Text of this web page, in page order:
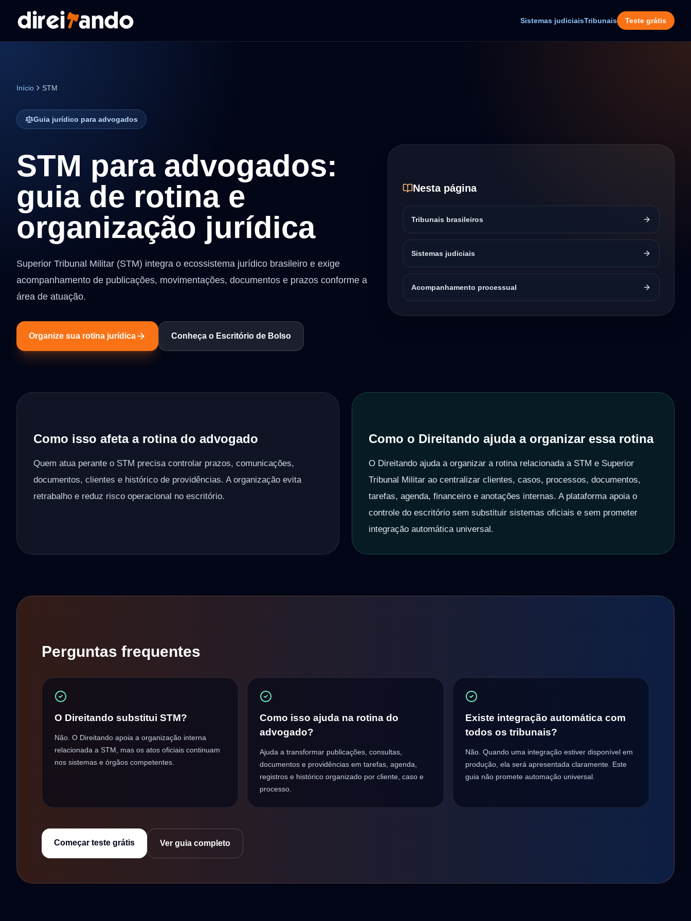
Sistemas judiciaisTribunais Teste grátis
Início STM
Guia jurídico para advogados
STM para advogados:
guia de rotina e
organização jurídica
Superior Tribunal Militar (STM) integra o ecossistema jurídico brasileiro e exige
acompanhamento de publicações, movimentações, documentos e prazos conforme a
área de atuação.
Organize sua rotina jurídica Conheça o Escritório de Bolso
Nesta página
Tribunais brasileiros
Sistemas judiciais
Acompanhamento processual
Como isso afeta a rotina do advogado
Quem atua perante o STM precisa controlar prazos, comunicações,
documentos, clientes e histórico de providências. A organização evita
retrabalho e reduz risco operacional no escritório.
Como o Direitando ajuda a organizar essa rotina
O Direitando ajuda a organizar a rotina relacionada a STM e Superior
Tribunal Militar ao centralizar clientes, casos, processos, documentos,
tarefas, agenda, financeiro e anotações internas. A plataforma apoia o
controle do escritório sem substituir sistemas oficiais e sem prometer
integração automática universal.
Perguntas frequentes
O Direitando substitui STM?
Não. O Direitando apoia a organização interna
relacionada a STM, mas os atos oficiais continuam
nos sistemas e órgãos competentes.
Como isso ajuda na rotina do
advogado?
Ajuda a transformar publicações, consultas,
documentos e providências em tarefas, agenda,
registros e histórico organizado por cliente, caso e
processo.
Existe integração automática com
todos os tribunais?
Não. Quando uma integração estiver disponível em
produção, ela será apresentada claramente. Este
guia não promete automação universal.
Começar teste grátis Ver guia completo